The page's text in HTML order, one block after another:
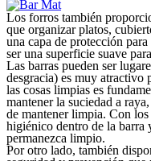
Los forros también
que organizar platos,
una capa de protección
ser una superficie suave
Las barras pueden ser
desgracia) es muy atractivo
las cosas limpias es
mantener la suciedad a
de mantener limpia. Con
higiénico dentro de la barra
permanezca limpio.
Por otro lado, también